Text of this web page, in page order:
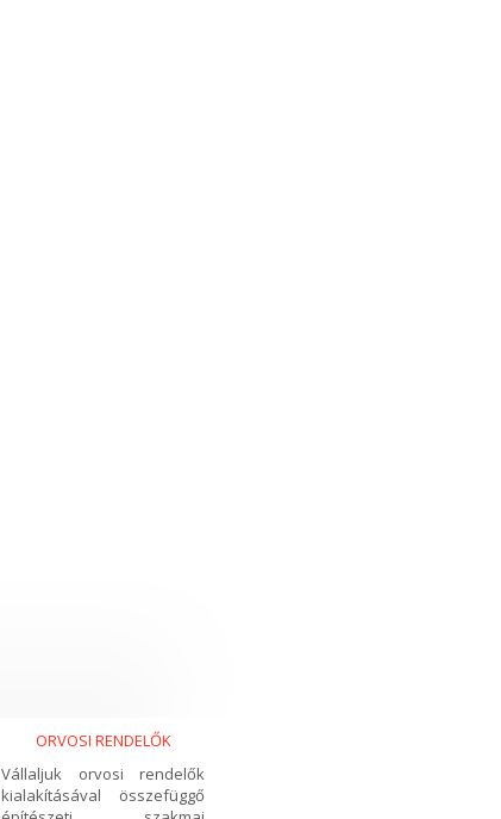
ORVOSI RENDELŐK
Vállaljuk orvosi rendelők
kialakításával összefüggő